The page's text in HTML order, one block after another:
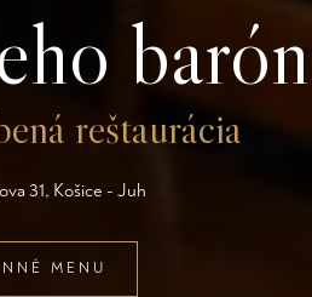
reštaurácia
31, Košice - Juh